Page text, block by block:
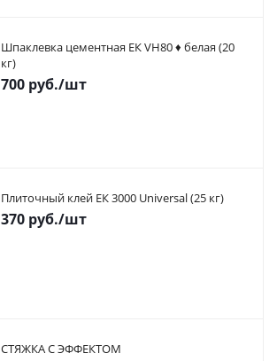
Шпаклевка цементная ЕК VH80 ♦ белая (20
кг)
700 руб./шт
Плиточный клей ЕК 3000 Universal (25 кг)
370 руб./шт
СТЯЖКА С ЭФФЕКТОМ